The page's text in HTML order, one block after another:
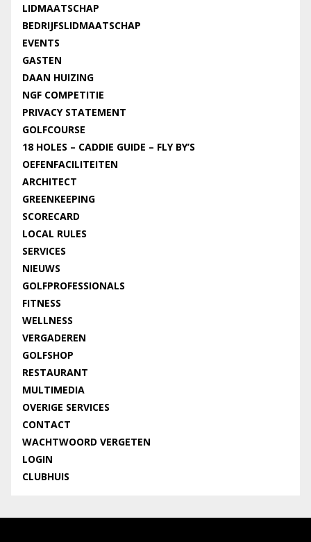
LIDMAATSCHAP
BEDRIJFSLIDMAATSCHAP
EVENTS
GASTEN
DAAN HUIZING
NGF COMPETITIE
PRIVACY STATEMENT
GOLFCOURSE
18 HOLES – CADDIE GUIDE – FLY BY’S
OEFENFACILITEITEN
ARCHITECT
GREENKEEPING
SCORECARD
LOCAL RULES
SERVICES
NIEUWS
GOLFPROFESSIONALS
FITNESS
WELLNESS
VERGADEREN
GOLFSHOP
RESTAURANT
MULTIMEDIA
OVERIGE SERVICES
CONTACT
WACHTWOORD VERGETEN
LOGIN
CLUBHUIS